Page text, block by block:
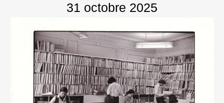
31 octobre 2025